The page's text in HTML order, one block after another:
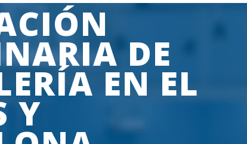
DE
EN EL
Y